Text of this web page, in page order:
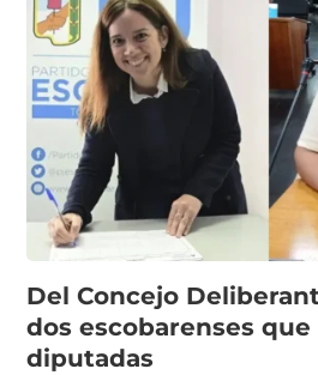
Del Concejo
dos escobarenses
diputadas